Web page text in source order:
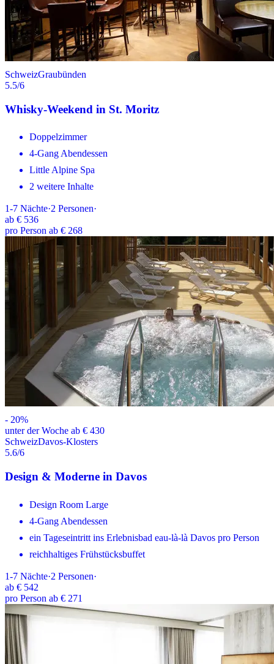
SchweizGraubünden
5.5/6
Whisky-Weekend in St. Moritz
Doppelzimmer
4-Gang Abendessen
Little Alpine Spa
2 weitere Inhalte
1-7 Nächte·2 Personen·
ab € 536
pro Person ab € 268
- 20%
unter der Woche ab € 430
SchweizDavos-Klosters
5.6/6
Design & Moderne in Davos
Design Room Large
4-Gang Abendessen
ein Tageseintritt ins Erlebnisbad eau-là-là Davos pro Person
reichhaltiges Frühstücksbuffet
1-7 Nächte·2 Personen·
ab € 542
pro Person ab € 271